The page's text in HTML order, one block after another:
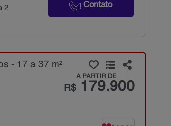
Contato
2
- 17 a 37 m²
A PARTIR DE
R$179.900